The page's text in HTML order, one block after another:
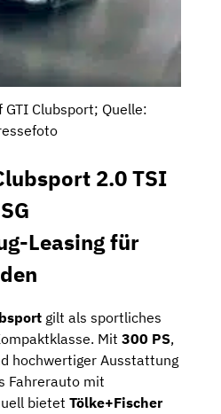
GTI Clubsport; Quelle:
2.0 TSI
Leasing für
gilt als sportliches
Mit 300 PS,
hochwertiger Ausstattung
Fahrerauto mit
bietet Tölke+Fischer